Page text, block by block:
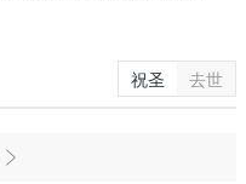
祝圣 去世